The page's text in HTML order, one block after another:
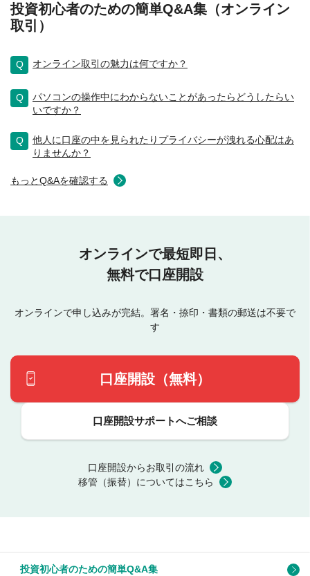
投資初⼼者のための簡単Q&A集（オンライン
取引）
オンライン取引の魅力は何ですか？
パソコンの操作中にわからないことがあったらどうしたらい
いですか？
他人に口座の中を見られたりプライバシーが洩れる心配はあ
りませんか？
もっとQ&Aを確認する
オンラインで最短即日、
無料で口座開設
オンラインで申し込みが完結。署名・捺印・書類の郵送は不要で
す
口座開設（無料）
口座開設サポートへご相談
口座開設からお取引の流れ
移管（振替）についてはこちら
投資初心者のための簡単Q&A集